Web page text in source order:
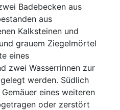
Badebecken aus
aus
Kalksteinen und
grauem Ziegelmörtel
eines
zwei Wasserrinnen zur
werden. Südlich
eines weiteren
oder zerstört